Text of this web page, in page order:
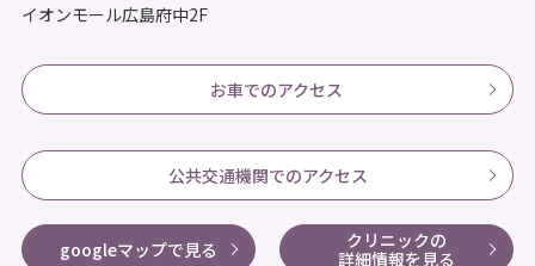
イオンモール広島府中2F
お車でのアクセス
公共交通機関でのアクセス
googleマップで見る
クリニックの
詳細情報を見る